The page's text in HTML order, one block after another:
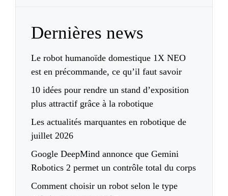
Dernières news
Le robot humanoïde domestique 1X NEO
est en précommande, ce qu’il faut savoir
10 idées pour rendre un stand d’exposition
plus attractif grâce à la robotique
Les actualités marquantes en robotique de
juillet 2026
Google DeepMind annonce que Gemini
Robotics 2 permet un contrôle total du corps
Comment choisir un robot selon le type